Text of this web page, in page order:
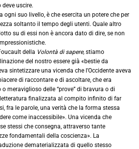
uscire.
ogni suo livello, è che esercita un potere che per
soltanto il tempo degli utenti. Quale altro
su di essi non è ancora dato di dire, se non
della Volontà di sapere, stiamo
del nostro essere già «bestie da
sintetizzare una vicenda che l’Occidente aveva
di raccontare e di ascoltare, che era
meraviglioso delle “prove” di bravura o di
finalizzata al compito infinito di far
fra le parole, una verità che la forma stessa
come inaccessibile». Una vicenda che
stessi che consegna, attraverso tante
fondamentali della coscienza». La
dematerializzata di quello stesso